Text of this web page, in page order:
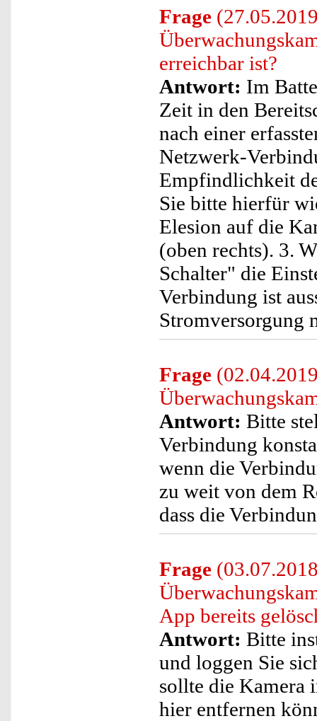
Frage
erreichbar ist?
Antwort: Im
Zeit in den
nach einer
Netzwerk-
Empfindlichkeit
Sie bitte hierfür
Elesion auf die
(oben rechts). 3.
Schalter" die
Verbindung ist
Stromversorgung
Frage
Antwort: Bitte
Verbindung
wenn die
zu weit von dem
dass die
Frage
App bereits
Antwort: Bitte
und loggen Sie
sollte die Kamera
hier entfernen